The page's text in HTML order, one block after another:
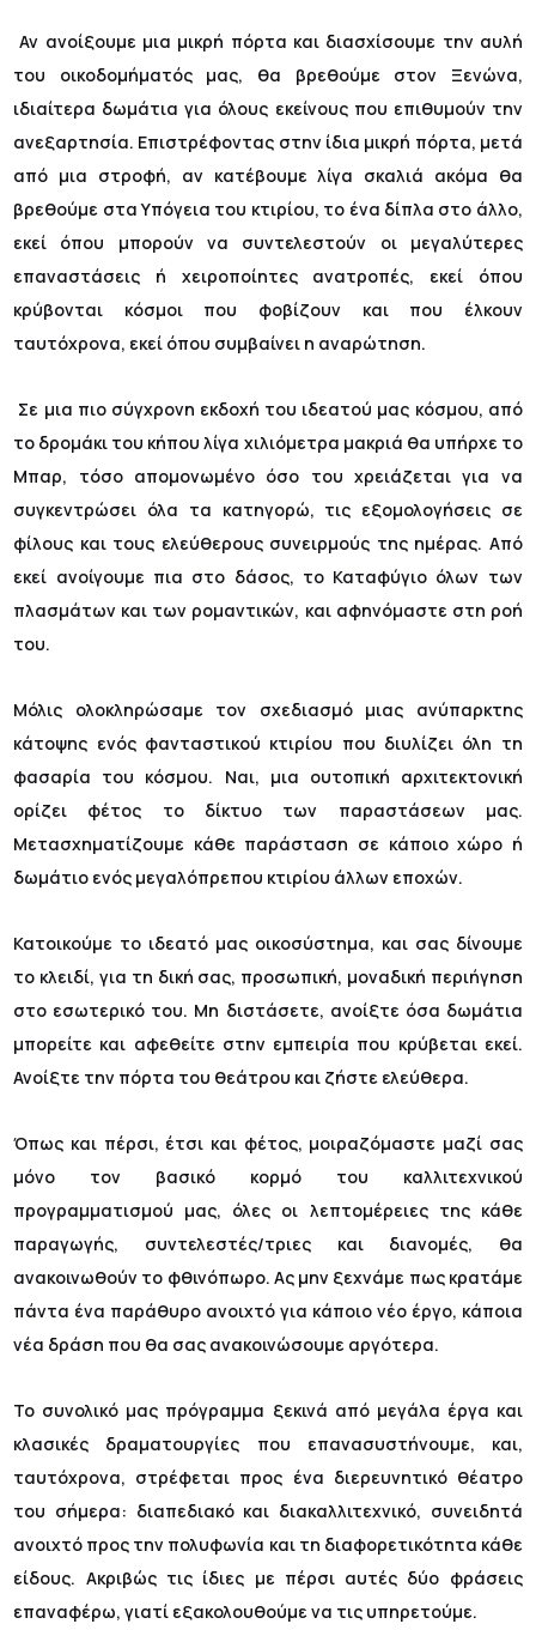
Αν ανοίξουμε μια μικρή πόρτα και διασχίσουμε την αυλή
του οικοδομήματός μας, θα βρεθούμε στον Ξενώνα,
ιδιαίτερα δωμάτια για όλους εκείνους που επιθυμούν την
ανεξαρτησία. Επιστρέφοντας στην ίδια μικρή πόρτα, μετά
από μια στροφή, αν κατέβουμε λίγα σκαλιά ακόμα θα
βρεθούμε στα Υπόγεια του κτιρίου, το ένα δίπλα στο άλλο,
εκεί όπου μπορούν να συντελεστούν οι μεγαλύτερες
επαναστάσεις ή χειροποίητες ανατροπές, εκεί όπου
κρύβονται κόσμοι που φοβίζουν και που έλκουν
ταυτόχρονα, εκεί όπου συμβαίνει η αναρώτηση.
Σε μια πιο σύγχρονη εκδοχή του ιδεατού μας κόσμου, από
το δρομάκι του κήπου λίγα χιλιόμετρα μακριά θα υπήρχε το
Μπαρ, τόσο απομονωμένο όσο του χρειάζεται για να
συγκεντρώσει όλα τα κατηγορώ, τις εξομολογήσεις σε
φίλους και τους ελεύθερους συνειρμούς της ημέρας. Από
εκεί ανοίγουμε πια στο δάσος, το Καταφύγιο όλων των
πλασμάτων και των ρομαντικών, και αφηνόμαστε στη ροή
του.
Μόλις ολοκληρώσαμε τον σχεδιασμό μιας ανύπαρκτης
κάτοψης ενός φανταστικού κτιρίου που διυλίζει όλη τη
φασαρία του κόσμου. Ναι, μια ουτοπική αρχιτεκτονική
ορίζει φέτος το δίκτυο των παραστάσεων μας.
Μετασχηματίζουμε κάθε παράσταση σε κάποιο χώρο ή
δωμάτιο ενός μεγαλόπρεπου κτιρίου άλλων εποχών.
Κατοικούμε το ιδεατό μας οικοσύστημα, και σας δίνουμε
το κλειδί, για τη δική σας, προσωπική, μοναδική περιήγηση
στο εσωτερικό του. Μη διστάσετε, ανοίξτε όσα δωμάτια
μπορείτε και αφεθείτε στην εμπειρία που κρύβεται εκεί.
Ανοίξτε την πόρτα του θεάτρου και ζήστε ελεύθερα.
Όπως και πέρσι, έτσι και φέτος, μοιραζόμαστε μαζί σας
μόνο τον βασικό κορμό του καλλιτεχνικού
προγραμματισμού μας, όλες οι λεπτομέρειες της κάθε
παραγωγής, συντελεστές/τριες και διανομές, θα
ανακοινωθούν το φθινόπωρο. Ας μην ξεχνάμε πως κρατάμε
πάντα ένα παράθυρο ανοιχτό για κάποιο νέο έργο, κάποια
νέα δράση που θα σας ανακοινώσουμε αργότερα.
Το συνολικό μας πρόγραμμα ξεκινά από μεγάλα έργα και
κλασικές δραματουργίες που επανασυστήνουμε, και,
ταυτόχρονα, στρέφεται προς ένα διερευνητικό θέατρο
του σήμερα: διαπεδιακό και διακαλλιτεχνικό, συνειδητά
ανοιχτό προς την πολυφωνία και τη διαφορετικότητα κάθε
είδους. Ακριβώς τις ίδιες με πέρσι αυτές δύο φράσεις
επαναφέρω, γιατί εξακολουθούμε να τις υπηρετούμε.